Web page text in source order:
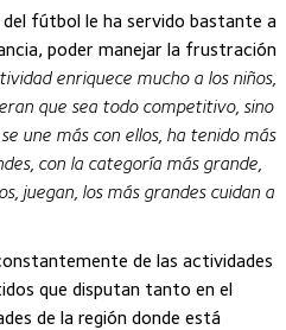
fútbol le ha servido bastante a
poder manejar la frustración
enriquece mucho a los niños,
que sea todo competitivo, sino
une más con ellos, ha tenido más
con la categoría más grande,
juegan, los más grandes cuidan a
de las actividades
que disputan tanto en el
de la región donde está